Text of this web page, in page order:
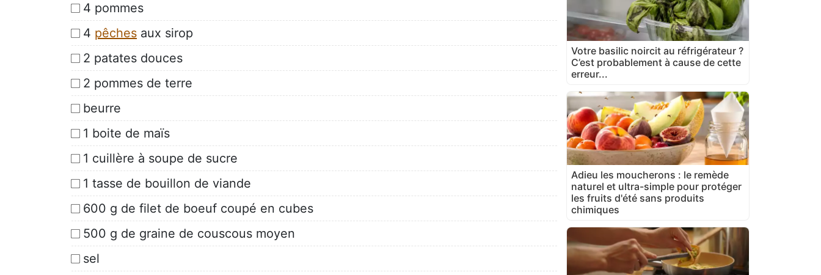
4 pommes
4 pêches aux sirop
2 patates douces
2 pommes de terre
beurre
1 boite de maïs
1 cuillère à soupe de sucre
1 tasse de bouillon de viande
600 g de filet de boeuf coupé en cubes
500 g de graine de couscous moyen
sel
Votre basilic noircit au réfrigérateur ?
C’est probablement à cause de cette
erreur...
Adieu les moucherons : le remède
naturel et ultra-simple pour protéger
les fruits d'été sans produits
chimiques